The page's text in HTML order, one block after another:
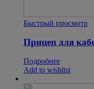
Быстрый просмотр
Прицеп для
Подробнее
Add to wishlist